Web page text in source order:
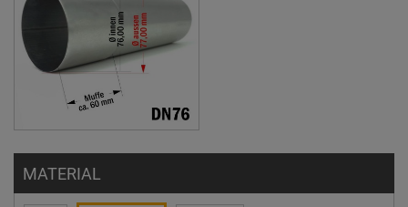
MATERIAL